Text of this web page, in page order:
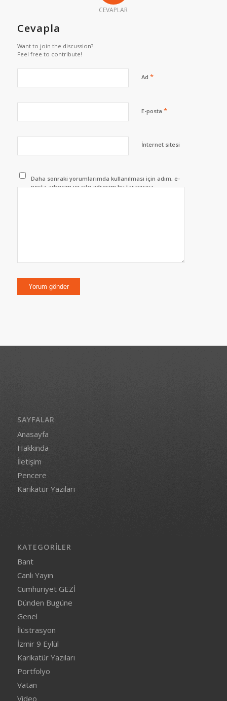
CEVAPLAR
Cevapla
Want to join the discussion?
Feel free to contribute!
Ad *
E-posta *
İnternet sitesi
Daha sonraki yorumlarımda kullanılması için adım, e-
posta adresim ve site adresim bu tarayıcıya
SAYFALAR
Anasayfa
Hakkında
İletişim
Pencere
Karikatür Yazıları
KATEGORILER
Bant
Canlı Yayın
Cumhuriyet GEZİ
Dünden Bugüne
Genel
İlüstrasyon
İzmir 9 Eylül
Karikatür Yazıları
Portfolyo
Vatan
Video